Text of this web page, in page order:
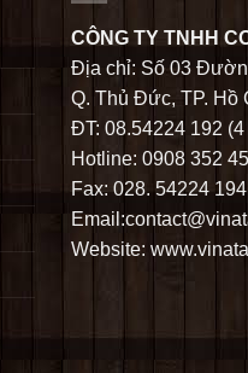
CÔNG TY TNHH
Địa chỉ: Số 03
Q. Thủ Đức, TP. Hồ
ĐT: 08.54224 192
Hotline: 0908 352
Fax: 028. 54224 194
Website: